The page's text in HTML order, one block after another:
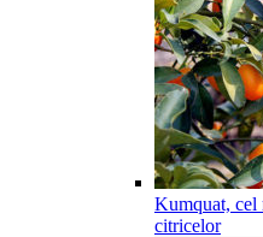
Kumquat, cel
citricelor